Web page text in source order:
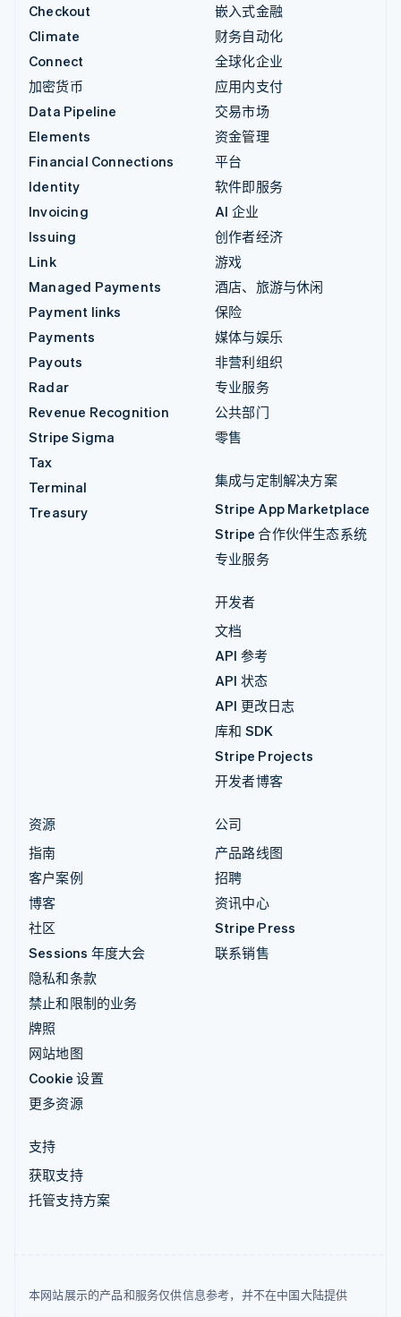
Checkout
Climate
Connect
加密货币
Data Pipeline
Elements
Financial Connections
Identity
Invoicing
Issuing
Link
Managed Payments
Payment links
Payments
Payouts
Radar
Revenue Recognition
Stripe Sigma
Tax
Terminal
Treasury
嵌入式金融
财务自动化
全球化企业
应用内支付
交易市场
资金管理
平台
软件即服务
AI 企业
创作者经济
游戏
酒店、旅游与休闲
保险
媒体与娱乐
非营利组织
专业服务
公共部门
零售
集成与定制解决方案
Stripe App Marketplace
Stripe 合作伙伴生态系统
专业服务
开发者
文档
API 参考
API 状态
API 更改日志
库和 SDK
Stripe Projects
开发者博客
资源
指南
客户案例
博客
社区
Sessions 年度大会
隐私和条款
禁止和限制的业务
牌照
网站地图
Cookie 设置
更多资源
公司
产品路线图
招聘
资讯中心
Stripe Press
联系销售
支持
获取支持
托管支持方案
本网站展示的产品和服务仅供信息参考，并不在中国大陆提供